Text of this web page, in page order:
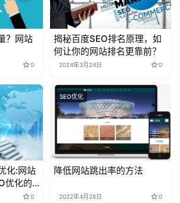
？网站
0
揭秘百度SEO排名原理，如
何让你的网站排名更靠前？
2024年3月24日 0
化:网站
优化的
0
SEO优化
降低网站跳出率的方法
2022年4月28日 0